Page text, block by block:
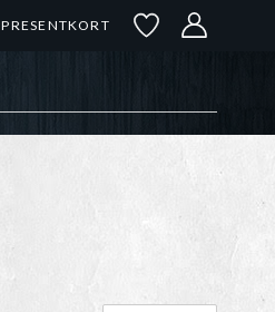
PRESENTKORT